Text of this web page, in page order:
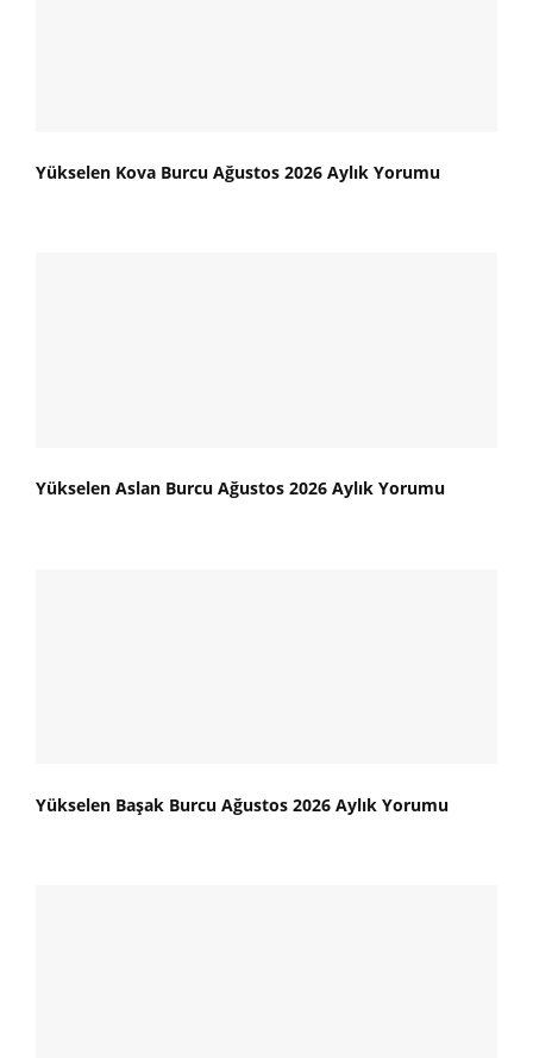
Yükselen Kova Burcu Ağustos 2026 Aylık Yorumu
Yükselen Aslan Burcu Ağustos 2026 Aylık Yorumu
Yükselen Başak Burcu Ağustos 2026 Aylık Yorumu